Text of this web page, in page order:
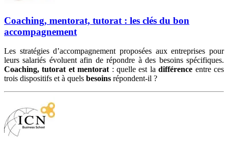
Coaching, mentorat, tutorat : les clés du bon
accompagnement
Les stratégies d’accompagnement proposées aux entreprises pour
leurs salariés évoluent afin de répondre à des besoins spécifiques.
Coaching, tutorat et mentorat : quelle est ladifférence entre ces
trois dispositifs et à quels besoins répondent-il ?